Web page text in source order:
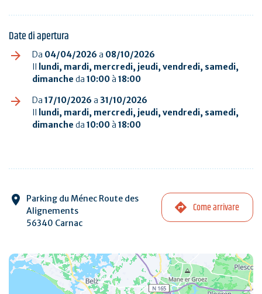
Date di apertura
Da 04/04/2026 a 08/10/2026
Il lundi, mardi, mercredi, jeudi, vendredi, samedi,
dimanche da 10:00à 18:00
Da 17/10/2026 a 31/10/2026
Il lundi, mardi, mercredi, jeudi, vendredi, samedi,
dimanche da 10:00à 18:00
Parking du Ménec Route des
Alignements
56340 Carnac
Come arrivare